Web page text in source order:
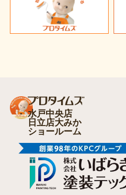
水戸中央店
日立店大みか
ショールーム